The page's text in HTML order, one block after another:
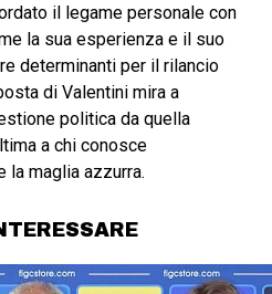
il legame personale con
la sua esperienza e il suo
determinanti per il rilancio
di Valentini mira a
politica da quella
a chi conosce
la maglia azzurra.